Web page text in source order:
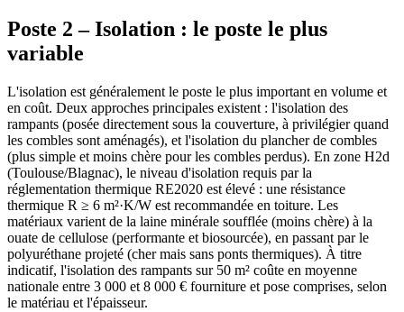
Poste 2 – Isolation : le poste le plus
variable
L'isolation est généralement le poste le plus important en volume et
en coût. Deux approches principales existent : l'isolation des
rampants (posée directement sous la couverture, à privilégier quand
les combles sont aménagés), et l'isolation du plancher de combles
(plus simple et moins chère pour les combles perdus). En zone H2d
(Toulouse/Blagnac), le niveau d'isolation requis par la
réglementation thermique RE2020 est élevé : une résistance
thermique R ≥ 6 m²·K/W est recommandée en toiture. Les
matériaux varient de la laine minérale soufflée (moins chère) à la
ouate de cellulose (performante et biosourcée), en passant par le
polyuréthane projeté (cher mais sans ponts thermiques). À titre
indicatif, l'isolation des rampants sur 50 m² coûte en moyenne
nationale entre 3 000 et 8 000 € fourniture et pose comprises, selon
le matériau et l'épaisseur.